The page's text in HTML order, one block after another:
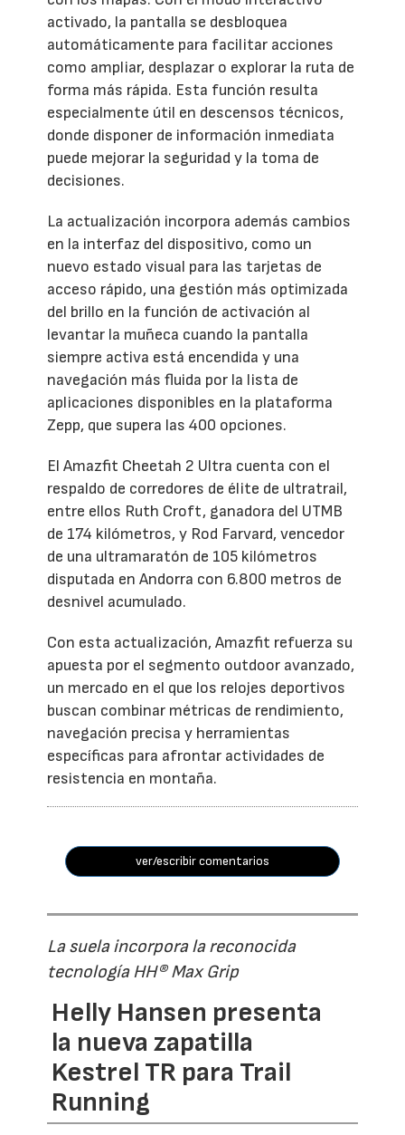
activado, la pantalla se desbloquea
automáticamente para facilitar acciones
como ampliar, desplazar o explorar la ruta de
forma más rápida. Esta función resulta
especialmente útil en descensos técnicos,
donde disponer de información inmediata
puede mejorar la seguridad y la toma de
decisiones.
La actualización incorpora además cambios
en la interfaz del dispositivo, como un
nuevo estado visual para las tarjetas de
acceso rápido, una gestión más optimizada
del brillo en la función de activación al
levantar la muñeca cuando la pantalla
siempre activa está encendida y una
navegación más fluida por la lista de
aplicaciones disponibles en la plataforma
Zepp, que supera las 400 opciones.
El Amazfit Cheetah 2 Ultra cuenta con el
respaldo de corredores de élite de ultratrail,
entre ellos Ruth Croft, ganadora del UTMB
de 174 kilómetros, y Rod Farvard, vencedor
de una ultramaratón de 105 kilómetros
disputada en Andorra con 6.800 metros de
desnivel acumulado.
Con esta actualización, Amazfit refuerza su
apuesta por el segmento outdoor avanzado,
un mercado en el que los relojes deportivos
buscan combinar métricas de rendimiento,
navegación precisa y herramientas
específicas para afrontar actividades de
resistencia en montaña.
ver/escribir comentarios
La suela incorpora la reconocida
tecnología HH® Max Grip
Helly Hansen presenta
la nueva zapatilla
Kestrel TR para Trail
Running